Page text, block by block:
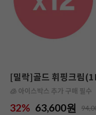
[밀락]골드 휘핑크림
🧊 아이스박스 추가 구매 필수
32% 63,600원